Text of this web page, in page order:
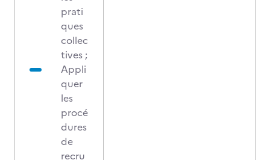
prati
ques
collec
tives ;
Appli
quer
les
procé
dures
de
recru